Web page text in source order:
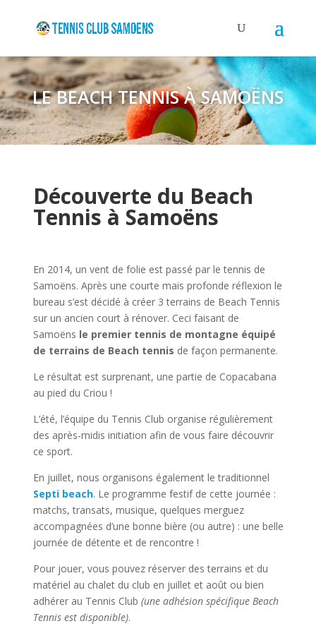
LE BEACH TENNIS À SAMOËNS
Découverte du Beach
Tennis à Samoëns
En 2014, un vent de folie est passé par le tennis de
Samoëns. Après une courte mais profonde réflexion le
bureau s’est décidé à créer 3 terrains de Beach Tennis
sur un ancien court à rénover. Ceci faisant de
Samoëns le premier tennis de montagne équipé
de terrains de Beach tennis de façon permanente.
Le résultat est surprenant, une partie de Copacabana
au pied du Criou !
L’été, l’équipe du Tennis Club organise régulièrement
des après-midis initiation afin de vous faire découvrir
ce sport.
En juillet, nous organisons également le traditionnel
Septi beach. Le programme festif de cette journée :
matchs, transats, musique, quelques merguez
accompagnées d’une bonne bière (ou autre) : une belle
journée de détente et de rencontre !
Pour jouer, vous pouvez réserver des terrains et du
matériel au chalet du club en juillet et août ou bien
adhérer au Tennis Club (une adhésion spécifique Beach
Tennis est disponible).